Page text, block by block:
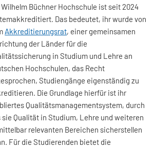
Wilhelm Büchner Hochschule ist seit 2024
Das bedeutet, ihr wurde von
Akkreditierungsrat, einer gemeinsamen
der Länder für die
in Studium und Lehre an
Hochschulen, das Recht
Studiengänge eigenständig zu
Die Grundlage hierfür ist ihr
Qualitätsmanagementsystem, durch
sie Qualität in Studium, Lehre und weiteren
relevanten Bereichen sicherstellen
Für die Studierenden bietet die